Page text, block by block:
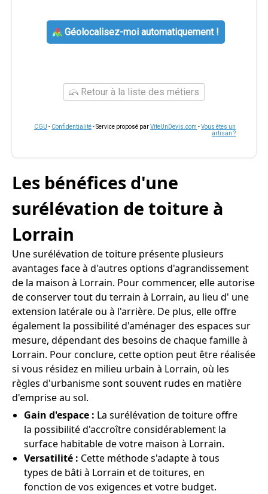
Géolocalisez-moi automatiquement !
Retour à la liste des métiers
CGU - Confidentialité- Service proposé parViteUnDevis.com -Vous êtes un
artisan ?
Les bénéfices d'une
surélévation de toiture à
Lorrain
Une surélévation de toiture présente plusieurs
avantages face à d'autres options d'agrandissement
de la maison à Lorrain. Pour commencer, elle autorise
de conserver tout du terrain à Lorrain, au lieu d' une
extension latérale ou à l'arrière. De plus, elle offre
également la possibilité d'aménager des espaces sur
mesure, dépendant des besoins de chaque famille à
Lorrain. Pour conclure, cette option peut être réalisée
si vous résidez en milieu urbain à Lorrain, où les
règles d'urbanisme sont souvent rudes en matière
d'emprise au sol.
Gain d'espace : La surélévation de toiture offre
la possibilité d'accroître considérablement la
surface habitable de votre maison à Lorrain.
Versatilité : Cette méthode s'adapte à tous
types de bâti à Lorrain et de toitures, en
fonction de vos exigences et votre budget.